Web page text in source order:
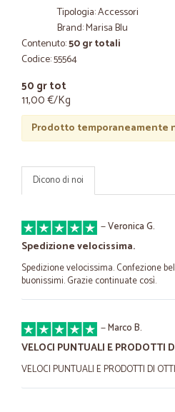
Tipologia: Accessori
Brand: Marisa Blu
Contenuto:50 gr totali
Codice: 55564
50 gr tot
11,00 €/Kg
Prodotto temporaneamente
Dicono di noi
—Veronica G.
Spedizione velocissima.
Spedizione velocissima. Confezione
buonissimi. Grazie continuate così.
—Marco B.
VELOCI PUNTUALI E PRODOTTI
VELOCI PUNTUALI E PRODOTTI DI